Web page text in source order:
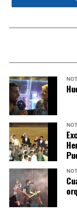
SEXTA
6º DÍA DE LAS
hace 3 días